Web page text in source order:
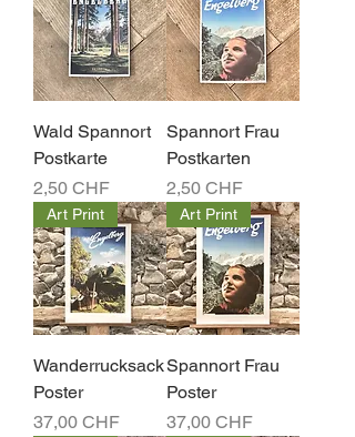
Wald Spannort
Postkarte
Preis
2,50 CHF
Spannort Frau
Postkarten
Preis
2,50 CHF
Art Print
Wanderrucksack
Poster
Preis
37,00 CHF
Art Print
Spannort Frau
Poster
Preis
37,00 CHF